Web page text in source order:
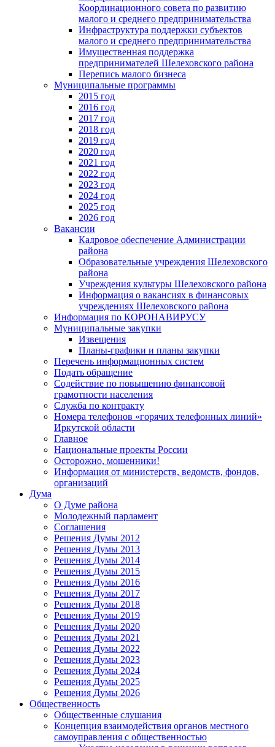
Координационного совета по развитию
малого и среднего предпринимательства
Инфраструктура поддержки субъектов
малого и среднего предпринимательства
Имущественная поддержка
предпринимателей Шелеховского района
Перепись малого бизнеса
Муниципальные программы
2015 год
2016 год
2017 год
2018 год
2019 год
2020 год
2021 год
2022 год
2023 год
2024 год
2025 год
2026 год
Вакансии
Кадровое обеспечение Администрации
района
Образовательные учреждения Шелеховского
района
Учреждения культуры Шелеховского района
Информация о вакансиях в финансовых
учреждениях Шелеховского района
Информация по КОРОНАВИРУСУ
Муниципальные закупки
Извещения
Планы-графики и планы закупки
Перечень информационных систем
Подать обращение
Содействие по повышению финансовой
грамотности населения
Служба по контракту
Номера телефонов «горячих телефонных линий»
Иркутской области
Главное
Национальные проекты России
Осторожно, мошенники!
Информация от министерств, ведомств, фондов,
организаций
Дума
О Думе района
Молодежный парламент
Соглашения
Решения Думы 2012
Решения Думы 2013
Решения Думы 2014
Решения Думы 2015
Решения Думы 2016
Решения Думы 2017
Решения Думы 2018
Решения Думы 2019
Решения Думы 2020
Решения Думы 2021
Решения Думы 2022
Решения Думы 2023
Решения Думы 2024
Решения Думы 2025
Решения Думы 2026
Общественность
Общественные слушания
Концепция взаимодействия органов местного
самоуправления с общественностью